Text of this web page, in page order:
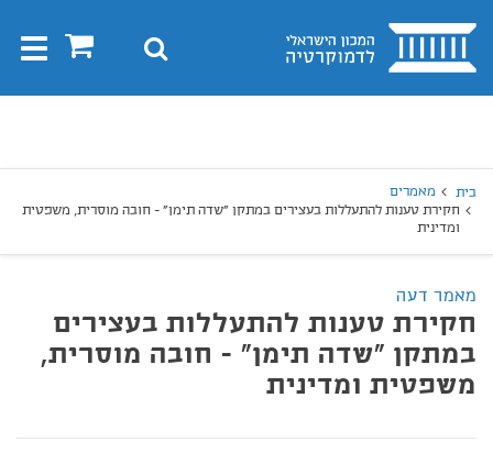
בית 0 חיפוש
בית
מאמרים
חקירת טענות להתעללות בעצירים במתקן "שדה תימן" - חובה מוסרית, משפטית
ומדינית
מאמר דעה
חקירת טענות להתעללות בעצירים
במתקן "שדה תימן" - חובה מוסרית,
משפטית ומדינית